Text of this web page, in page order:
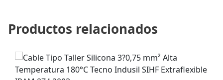
Productos relacionados